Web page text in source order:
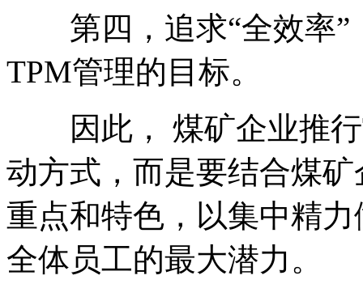
第四，追求“全效率”
TPM管理的目标。
因此， 煤矿企业推行
动方式，而是要结合煤
重点和特色，以集中精
全体员工的最大潜力。